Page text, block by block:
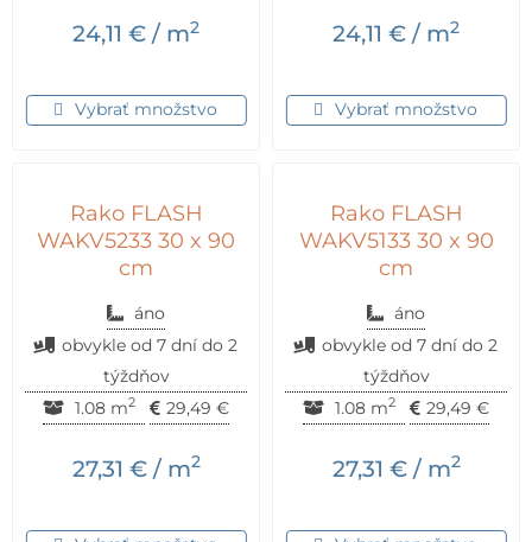
24,11 € / m2
Vybrať množstvo
24,11 € / m2
Vybrať množstvo
Rako FLASH
WAKV5233 30 x 90
cm
áno
obvykle od 7 dní do 2
týždňov
1.08 m2 29,49 €
27,31 €/ m2
Rako FLASH
WAKV5133 30 x 90
cm
áno
obvykle od 7 dní do 2
týždňov
1.08 m2 29,49 €
27,31 €/ m2